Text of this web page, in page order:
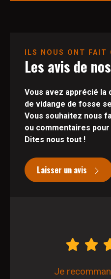
ILS NOUS ONT FAIT
Les avis de
Vous avez apprécié la
de vidange de fosse
Vous souhaitez nous
ou commentaires
Dites nous tout !
Laisser un avis
Je